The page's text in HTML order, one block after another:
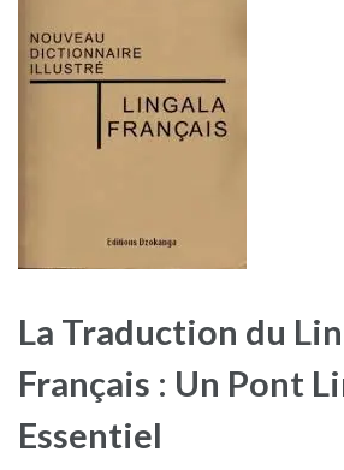
La Traduction du
Français : Un Pont
Essentiel